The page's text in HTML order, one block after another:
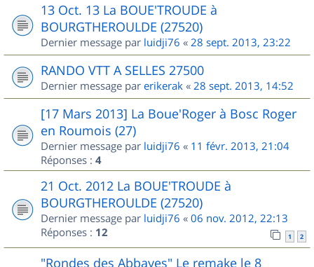
13 Oct. 13 La BOUE'TROUDE à
BOURGTHEROULDE (27520)
Dernier message par luidji76 « 28 sept. 2013, 23:22
RANDO VTT A SELLES 27500
Dernier message par erikerak « 28 sept. 2013, 14:52
[17 Mars 2013] La Boue'Roger à Bosc Roger
en Roumois (27)
Dernier message par luidji76 « 11 févr. 2013, 21:04
Réponses : 4
21 Oct. 2012 La BOUE'TROUDE à
BOURGTHEROULDE (27520)
Dernier message par luidji76 « 06 nov. 2012, 22:13
Réponses : 12 1 2
"Rondes des Abbayes" Le remake le 8